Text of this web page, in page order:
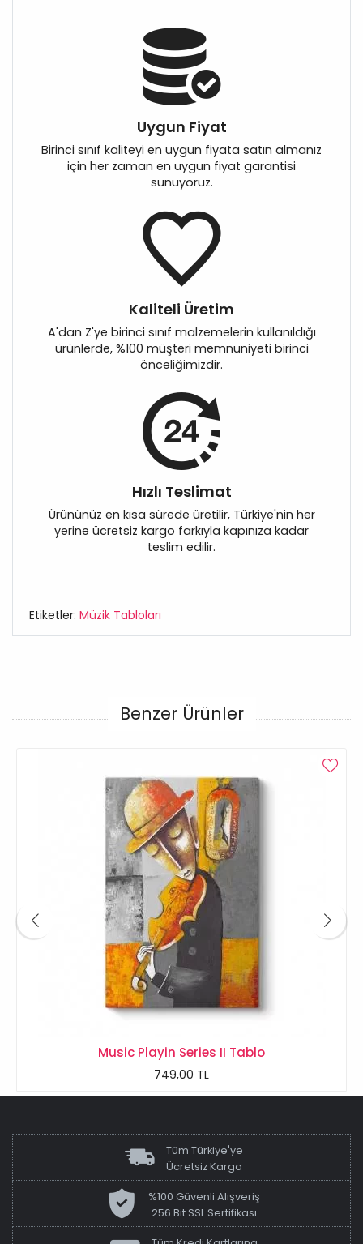
Uygun Fiyat
Birinci sınıf kaliteyi en uygun fiyata satın almanız
için her zaman en uygun fiyat garantisi
sunuyoruz.
Kaliteli Üretim
A'dan Z'ye birinci sınıf malzemelerin kullanıldığı
ürünlerde, %100 müşteri memnuniyeti birinci
önceliğimizdir.
Hızlı Teslimat
Ürününüz en kısa sürede üretilir, Türkiye'nin her
yerine ücretsiz kargo farkıyla kapınıza kadar
teslim edilir.
Etiketler: Müzik Tabloları
Benzer Ürünler
Music Playin Series II Tablo
749,00 TL
Tüm Türkiye'ye
Ücretsiz Kargo
%100 Güvenli Alışveriş
256 Bit SSL Sertifikası